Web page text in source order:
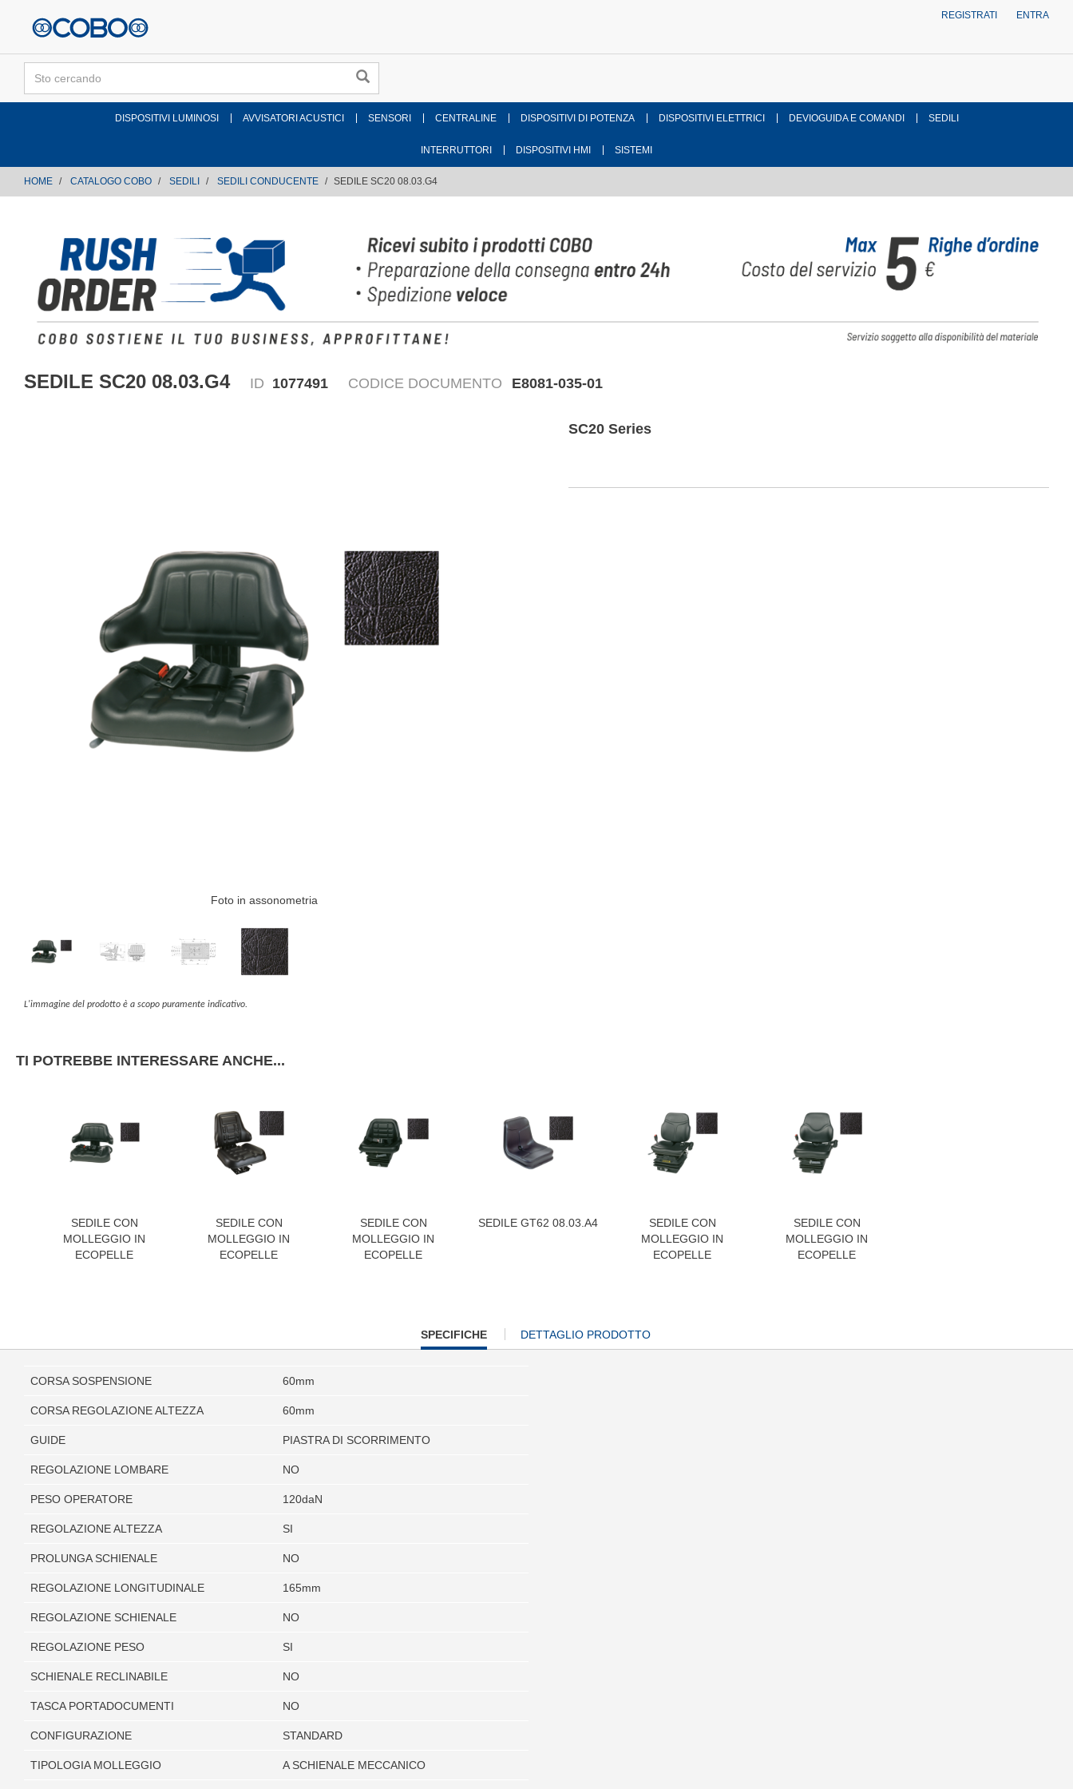
REGISTRATI ENTRA
DISPOSITIVI LUMINOSI AVVISATORI ACUSTICI SENSORI CENTRALINE DISPOSITIVI DI POTENZA DISPOSITIVI ELETTRICI DEVIOGUIDA E COMANDI SEDILI
INTERRUTTORI DISPOSITIVI HMI SISTEMI
HOME CATALOGO COBO SEDILI SEDILI CONDUCENTE SEDILE SC20 08.03.G4
SEDILE SC20 08.03.G4 ID 1077491 CODICE DOCUMENTO E8081-035-01
Foto in assonometria
SC20 Series
L'immagine del prodotto è a scopo puramente indicativo.
TI POTREBBE INTERESSARE ANCHE...
SEDILE CON
MOLLEGGIO IN
ECOPELLE
SEDILE CON
MOLLEGGIO IN
ECOPELLE
SEDILE CON
MOLLEGGIO IN
ECOPELLE
SEDILE GT62 08.03.A4
SEDILE CON
MOLLEGGIO IN
ECOPELLE
SEDILE CON
MOLLEGGIO IN
ECOPELLE
CURRENT
TAB:
SPECIFICHE DETTAGLIO PRODOTTO
CORSA SOSPENSIONE 60mm
CORSA REGOLAZIONE ALTEZZA 60mm
GUIDE PIASTRA DI SCORRIMENTO
REGOLAZIONE LOMBARE NO
PESO OPERATORE 120daN
REGOLAZIONE ALTEZZA SI
PROLUNGA SCHIENALE NO
REGOLAZIONE LONGITUDINALE 165mm
REGOLAZIONE SCHIENALE NO
REGOLAZIONE PESO SI
SCHIENALE RECLINABILE NO
TASCA PORTADOCUMENTI NO
CONFIGURAZIONE STANDARD
TIPOLOGIA MOLLEGGIO A SCHIENALE MECCANICO